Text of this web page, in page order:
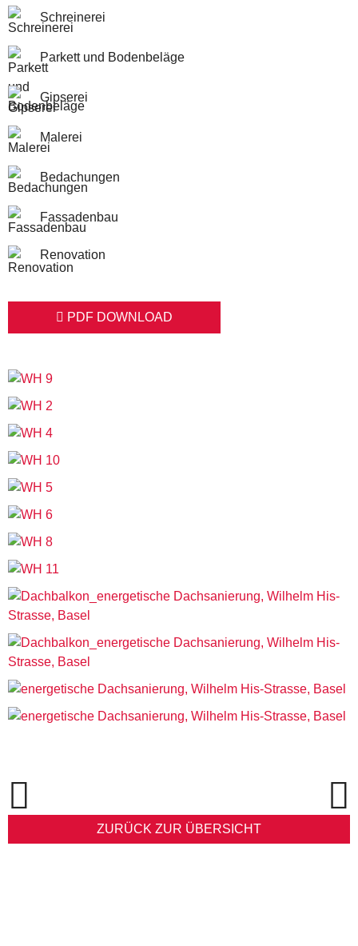
Schreinerei
Parkett und Bodenbeläge
Gipserei
Malerei
Bedachungen
Fassadenbau
Renovation
PDF DOWNLOAD
ZURÜCK ZUR ÜBERSICHT